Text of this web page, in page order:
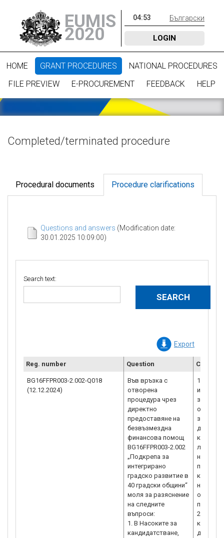
EUMIS
2020
04:53 Български
LOGIN
HOME GRANT PROCEDURES
NATIONAL PROCEDURES
FILE PREVIEW
E-PROCUREMENT FEEDBACK HELP
Completed/terminated procedure
Procedural documents Procedure clarifications
Questions and answers (Modification date:
30.01.2025 10:09:00)
Search text:
Export
Reg. number Question
BG16FFPR003-2.002-Q018
(12.12.2024)
Във връзка с
отворена
процедура чрез
директно
предоставяне на
безвъзмездна
финансова помощ
BG16FFPR003-2.002
„Подкрепа за
интегрирано
градско развитие в
40 градски общини“
моля за разяснение
на следните
въпроси:
1. В Насоките за
кандидатстване,
за
лекари,
на
на
от
2. Както
дейност